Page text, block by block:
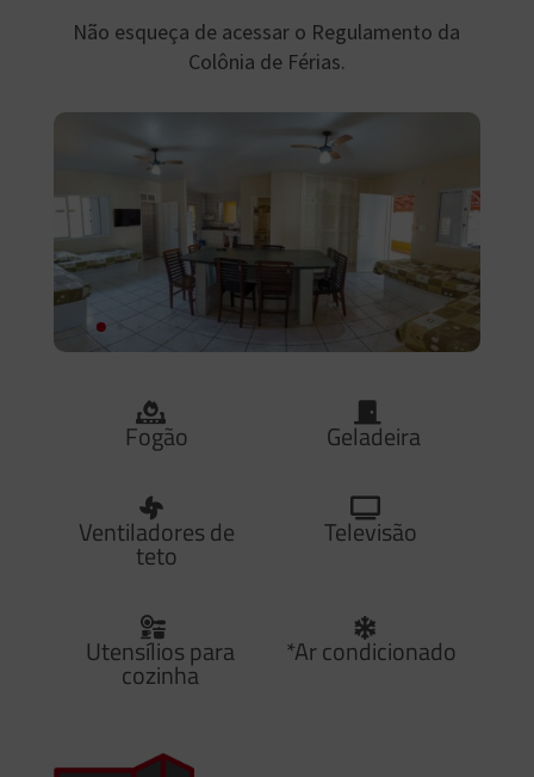
Não esqueça de acessar o Regulamento da
Colônia de Férias.
Fogão Geladeira
Ventiladores de
teto
Televisão
Utensílios para
cozinha
*Ar condicionado